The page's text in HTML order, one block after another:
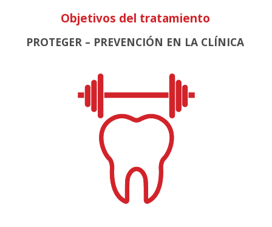
Objetivos del tratamiento
PROTEGER – PREVENCIÓN EN LA CLÍNICA